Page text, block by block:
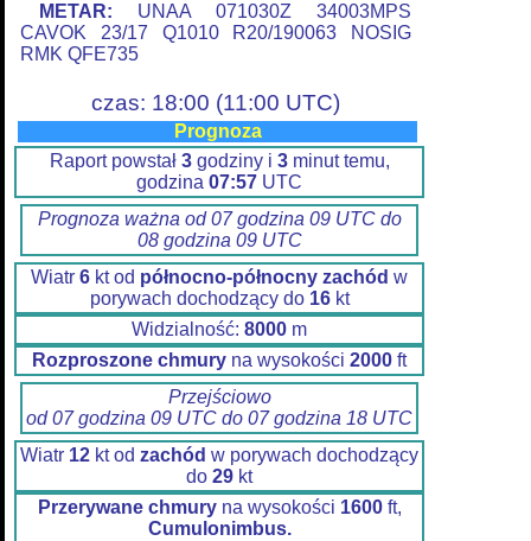
METAR: UNAA 071030Z 34003MPS
CAVOK 23/17 Q1010 R20/190063 NOSIG
RMK QFE735
czas: 18:00 (11:00 UTC)
Prognoza
Raport powstał 3godziny i 3minut temu,
godzina 07:57 UTC
Prognoza ważna od 07 godzina 09 UTC do
08 godzina 09 UTC
Wiatr 6 kt od północno-północny zachód w
porywach dochodzący do 16kt
Widzialność: 8000 m
Rozproszone chmury na wysokości 2000 ft
Przejściowo
od 07 godzina 09 UTC do 07 godzina 18 UTC
Wiatr 12 kt od zachód w porywach dochodzący
do 29 kt
Przerywane chmuryna wysokości 1600ft,
Cumulonimbus.